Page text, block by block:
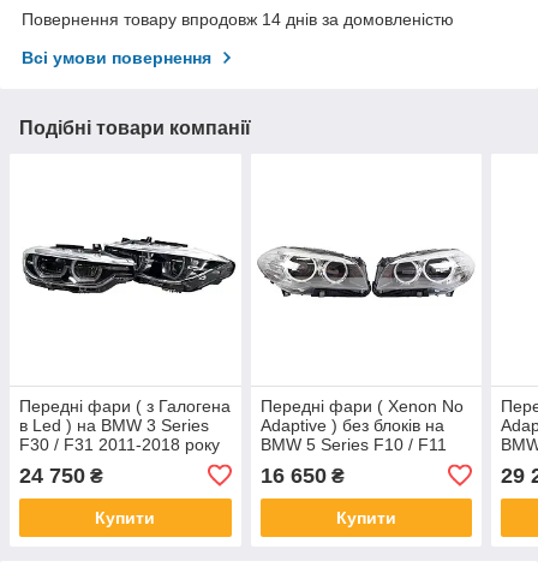
Повернення товару впродовж 14 днів за домовленістю
Всі умови повернення
Подібні товари компанії
Передні фари ( з Галогена
в Led ) на BMW 3 Series
F30 / F31 2011-2018 року
24 750 ₴
Купити
Передні фари ( Xenon No
Adaptive ) без блоків на
BMW 5 Series F10 / F11
16 650₴
Купити
29